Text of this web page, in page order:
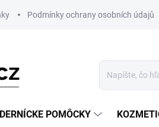
Podmínky ochrany osobních údajů
POMÔCKY